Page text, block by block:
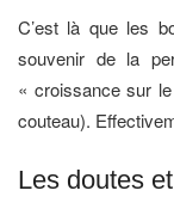
C’est là que les
souvenir de la
« croissance sur
couteau).
Les doutes